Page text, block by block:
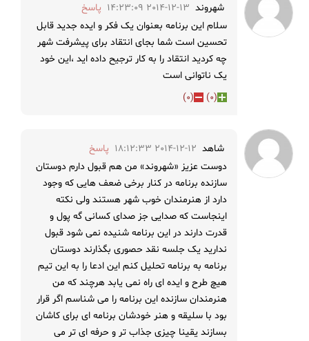
شهروند 2014-12-13 14:23:09
پاسخ
سلام این برنامه بعنوان یک فکر و ایده جدید قابل
تحسین است شما بجای انتقاد برای پیشرفت شهر
چه کردید انتقاد را به کار ترجیح داده اید ،این خود
یک ناتوانی است
(
0
)
(
0
)
شاهد 2014-12-12 18:12:33
پاسخ
دوست عزیز «شهروند» من هم قبول دارم دوستان
سازنده برنامه در کنار برخی ضعف هایی که وجود
دارد از هنرمندان خوب شهر هستند ولی نکته
اینجاست که صدایی جز صدای کسانی گه پول و
قدرت دارند در این برنامه شنیده نمی شود قبول
ندارید یک جلسه نقد حصوری بگذارند دوستان
برنامه به برنامه تحلیل کنم این ادعا را به این تیم
هیچ طرح و ایده ای راه نمی یابد هرچند که من
هنرمندان سازنده این برنامه را می شناسم اگر قرار
بود با سلیقه و هنر خودشان برنامه ای برای کاشان
بسازند یقینا چیزی جذاب تر و حرفه ای تر می